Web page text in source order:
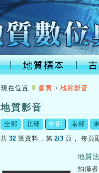
現在位置
首頁 > 地質影音
地質影音
:::
全部
北部 中部 南部
共 32 筆資料，第 2/3 頁， 每頁
地質
拍攝者